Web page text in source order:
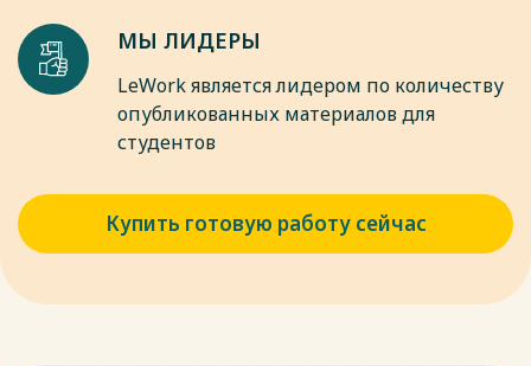
МЫ ЛИДЕРЫ
LeWork является лидером по количеству
опубликованных материалов для
студентов
Купить готовую работу сейчас